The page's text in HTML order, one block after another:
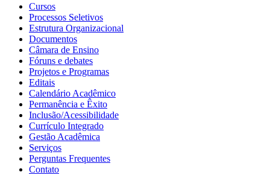
Cursos
Processos Seletivos
Estrutura Organizacional
Documentos
Câmara de Ensino
Fóruns e debates
Projetos e Programas
Editais
Calendário Acadêmico
Permanência e Êxito
Inclusão/Acessibilidade
Currículo Integrado
Gestão Acadêmica
Serviços
Perguntas Frequentes
Contato